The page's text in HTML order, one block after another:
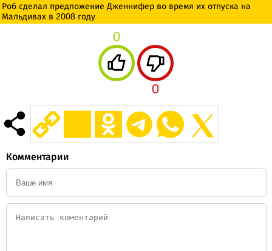
Роб сделал предложение Дженнифер во время их отпуска на
Мальдивах в 2008 году
0
0
Комментарии